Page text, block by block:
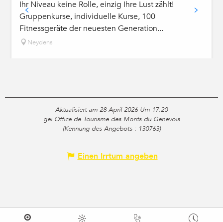
Ihr Niveau keine Rolle, einzig Ihre Lust zählt!
Gruppenkurse, individuelle Kurse, 100
Fitnessgeräte der neuesten Generation...
Neydens
Aktualisiert am 28 April 2026 Um 17:20
gei Office de Tourisme des Monts du Genevois
(Kennung des Angebots : 130763)
Einen Irrtum angeben